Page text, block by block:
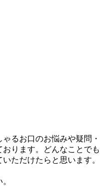
るお口のお悩みや疑問・
ります。どんなことでも
ただけたらと思います。